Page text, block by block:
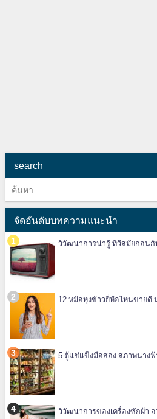
search
จัดอันดับบทความแนะนำ
วิวัฒนาการน่ารู้ ทีวีสมัยก่อนกั
12 หม้อหุงข้าวยี่ห้อไหนขายดี
5 ตู้แช่แข็งมือสอง สภาพนางฟ้
วิวัฒนาการของเครื่องซักผ้า